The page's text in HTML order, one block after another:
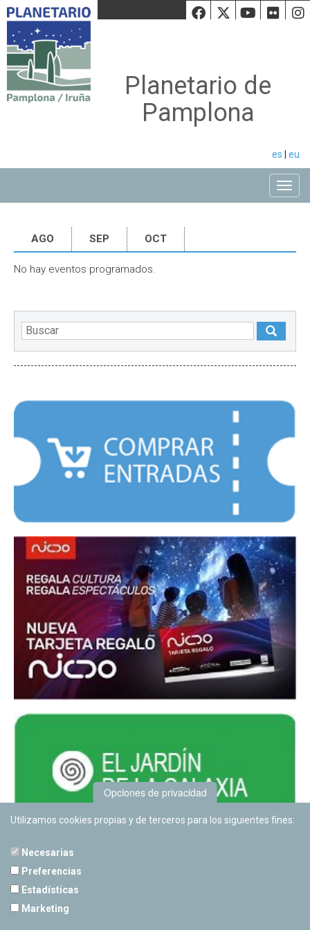
Facebook
Twiiter
Planetario de
Pamplona
es eu
AGO SEP OCT
No hay eventos programados.
Opciones de privacidad
Utilizamos cookies propias y de terceros para los siguientes fines:
Necesarias
Preferencias
Estadísticas
Marketing